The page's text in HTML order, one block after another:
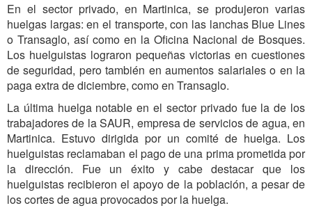
En el sector privado, en Martinica, se produjeron varias
huelgas largas: en el transporte, con las lanchas Blue Lines
o Transaglo, así como en la Oficina Nacional de Bosques.
Los huelguistas lograron pequeñas victorias en cuestiones
de seguridad, pero también en aumentos salariales o en la
paga extra de diciembre, como en Transaglo.
La última huelga notable en el sector privado fue la de los
trabajadores de la SAUR, empresa de servicios de agua, en
Martinica. Estuvo dirigida por un comité de huelga. Los
huelguistas reclamaban el pago de una prima prometida por
la dirección. Fue un éxito y cabe destacar que los
huelguistas recibieron el apoyo de la población, a pesar de
los cortes de agua provocados por la huelga.